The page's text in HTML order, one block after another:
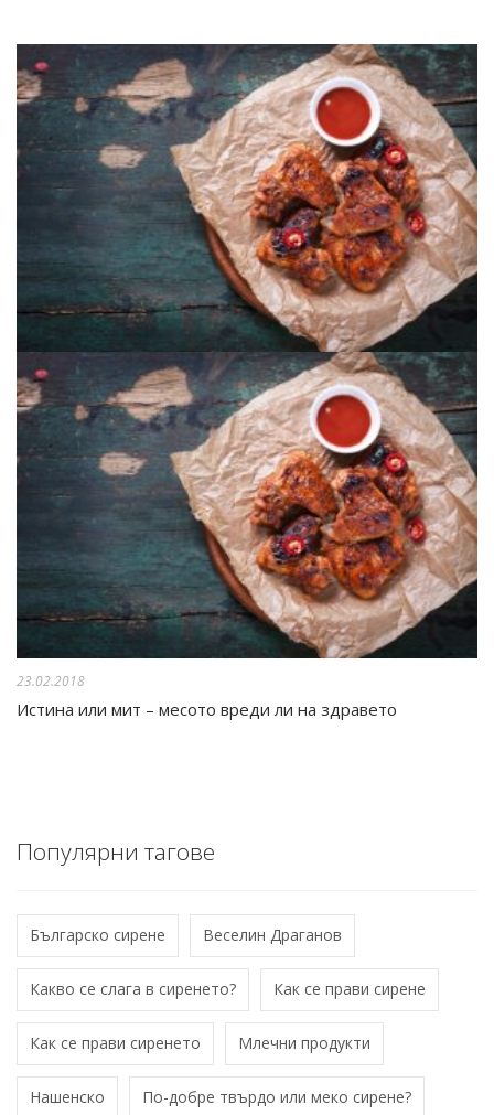
23.02.2018
Истина или мит – месото вреди ли на здравето
Популярни тагове
Българско сирене Веселин Драганов
Какво се слага в сиренето? Как се прави сирене
Как се прави сиренето Млечни продукти
Нашенско По-добре твърдо или меко сирене?